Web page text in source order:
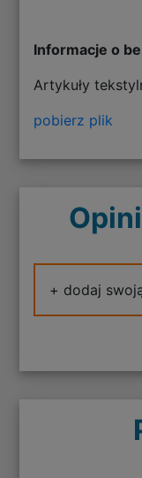
Informacje o
Artykuły
pobierz plik
+ dodaj